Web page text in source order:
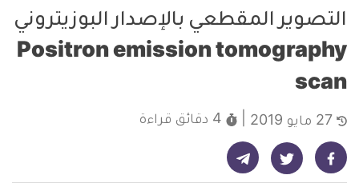
التصوير المقطعي بالإصدار البوزيتروني
Positron emission tomography
scan
4 دقائق قراءة
شارك على فيسبوك - ديلي ميديكال انفو شارك على تويتر - ديلي ميديكال انفو شارك على تيليجرام - ديلي ميديكال انفو